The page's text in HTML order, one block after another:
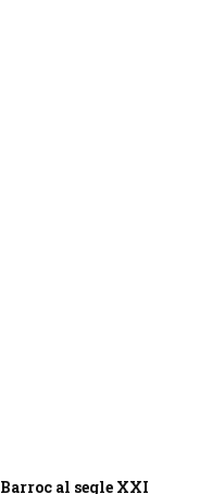
Barroc al segle XXI